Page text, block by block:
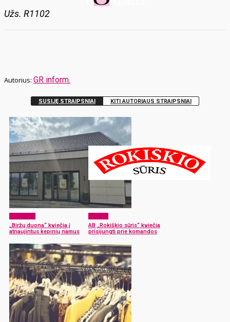
Užs. R1102
GR inform.
SUSIJĘ STRAIPSNIAI KITI AUTORIAUS STRAIPSNIAI
„Biržų duona“ kviečia į
atnaujintus kepinių namus
AB „Rokiškio sūris“ kviečia
prisijungti prie komandos